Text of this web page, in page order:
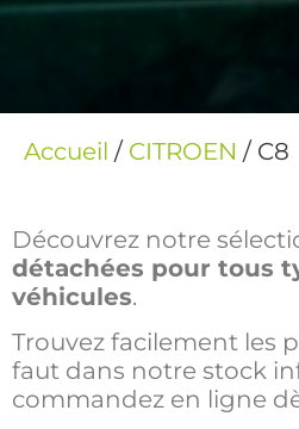
Accueil / CITROEN / C8
Découvrez notre
détachées pour tous
véhicules.
Trouvez facilement les
faut dans notre stock
commandez en ligne